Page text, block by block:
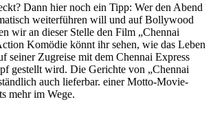
Dann hier noch ein Tipp: Wer den Abend
weiterführen will und auf Bollywood
wir an dieser Stelle den Film „Chennai
Komödie könnt ihr sehen, wie das Leben
seiner Zugreise mit dem Chennai Express
gestellt wird. Die Gerichte von „Chennai
auch lieferbar. einer Motto-Movie-
mehr im Wege.